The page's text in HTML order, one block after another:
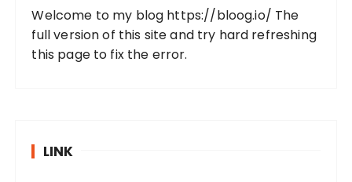
Welcome to my blog https://bloog.io/ The
full version of this site and try hard refreshing
this page to fix the error.
LINK